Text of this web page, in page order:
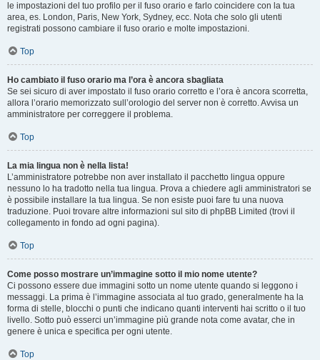
le impostazioni del tuo profilo per il fuso orario e farlo coincidere con la tua
area, es. London, Paris, New York, Sydney, ecc. Nota che solo gli utenti
registrati possono cambiare il fuso orario e molte impostazioni.
Top
Ho cambiato il fuso orario ma l’ora è ancora sbagliata
Se sei sicuro di aver impostato il fuso orario corretto e l’ora è ancora scorretta,
allora l’orario memorizzato sull’orologio del server non è corretto. Avvisa un
amministratore per correggere il problema.
Top
La mia lingua non è nella lista!
L’amministratore potrebbe non aver installato il pacchetto lingua oppure
nessuno lo ha tradotto nella tua lingua. Prova a chiedere agli amministratori se
è possibile installare la tua lingua. Se non esiste puoi fare tu una nuova
traduzione. Puoi trovare altre informazioni sul sito di phpBB Limited (trovi il
collegamento in fondo ad ogni pagina).
Top
Come posso mostrare un’immagine sotto il mio nome utente?
Ci possono essere due immagini sotto un nome utente quando si leggono i
messaggi. La prima è l’immagine associata al tuo grado, generalmente ha la
forma di stelle, blocchi o punti che indicano quanti interventi hai scritto o il tuo
livello. Sotto può esserci un’immagine più grande nota come avatar, che in
genere è unica e specifica per ogni utente.
Top